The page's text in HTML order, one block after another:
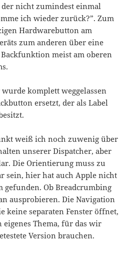
nicht zumindest einmal
ich wieder zurück?”. Zum
Hardwarebutton am
zum anderen über eine
meist am oberen
komplett weggelassen
ersetzt, der als Label
weiß ich noch zuwenig über
unserer Dispatcher, aber
Die Orientierung muss zu
sein, hier hat auch Apple nicht
gefunden. Ob Breadcrumbing
ausprobieren. Die Navigation
keine separaten Fenster öffnet,
eigenes Thema, für das wir
Version brauchen.